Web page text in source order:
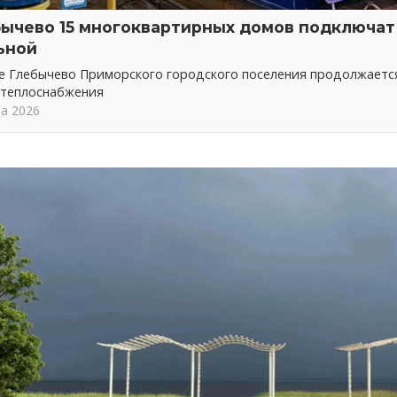
15 многоквартирных домов подключат
Глебычево Приморского городского поселения
2026